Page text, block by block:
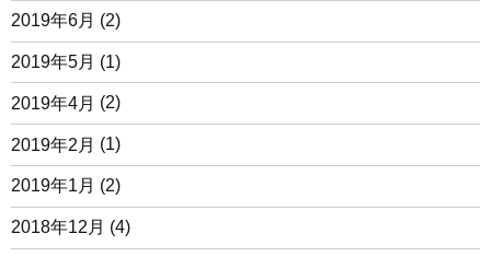
2019年6月 (2)
2019年5月 (1)
2019年4月 (2)
2019年2月 (1)
2019年1月 (2)
2018年12月 (4)